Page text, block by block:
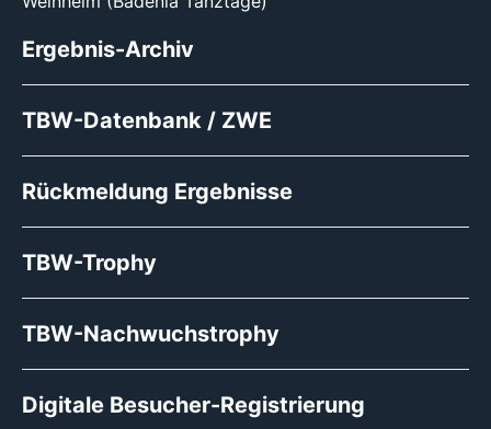
Ergebnis-Archiv
TBW-Datenbank / ZWE
Rückmeldung Ergebnisse
TBW-Trophy
TBW-Nachwuchstrophy
Digitale Besucher-Registrierung